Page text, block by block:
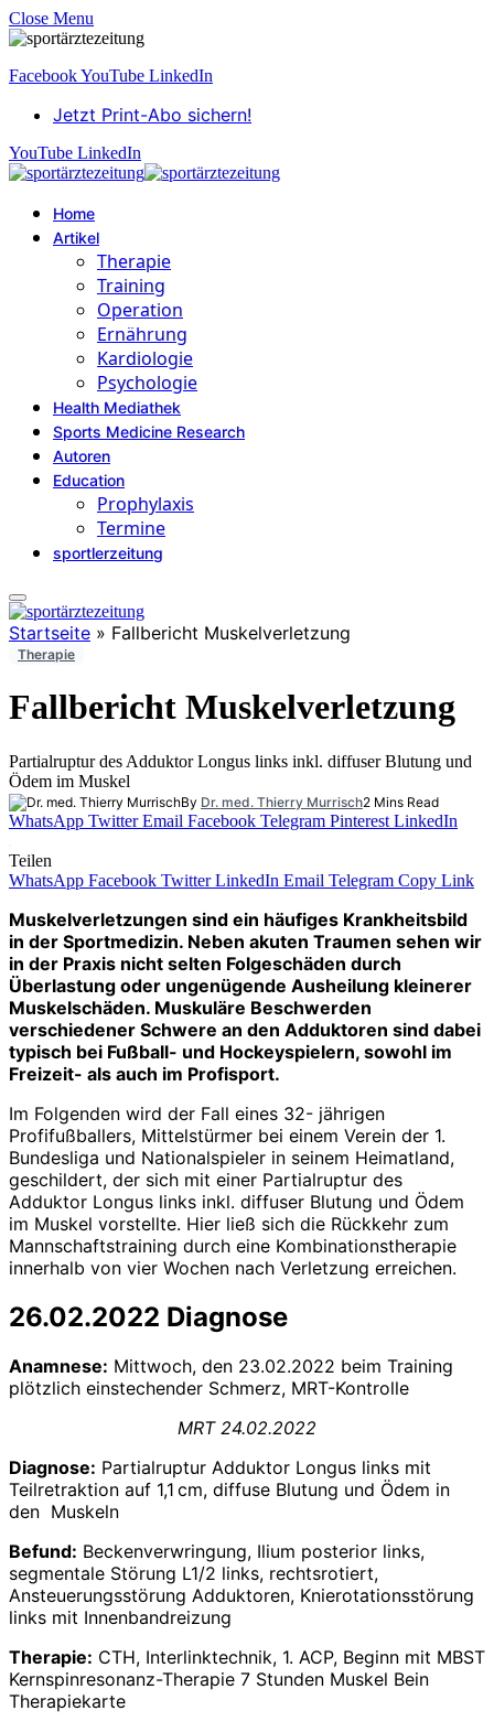
Close Menu
FacebookYouTube LinkedIn
Jetzt Print-Abo sichern!
YouTube LinkedIn
Home
Artikel
Therapie
Training
Operation
Ernährung
Kardiologie
Psychologie
Health Mediathek
Sports Medicine Research
Autoren
Education
Prophylaxis
Termine
sportlerzeitung
Startseite » Fallbericht Muskelverletzung
Therapie
Fallbericht Muskelverletzung
Partialruptur des Adduktor Longus links inkl. diffuser Blutung und
Ödem im Muskel
By Dr. med. Thierry Murrisch2 Mins Read
WhatsApp Twitter Email Facebook Telegram Pinterest LinkedIn
Teilen
WhatsApp Facebook Twitter LinkedIn Email Telegram Copy Link
Muskelverletzungen sind ein häufiges Krankheitsbild
in der Sportmedizin. Neben akuten Traumen sehen wir
in der Praxis nicht selten Folgeschäden durch
Überlastung oder ungenügende Ausheilung kleinerer
Muskelschäden. Muskuläre Beschwerden
verschiedener Schwere an den Adduktoren sind dabei
typisch bei Fußball- und Hockeyspielern, sowohl im
Freizeit- als auch im Profisport.
Im Folgenden wird der Fall eines 32- jährigen
Profifußballers, Mittelstürmer bei einem Verein der 1.
Bundesliga und Nationalspieler in seinem Heimatland,
geschildert, der sich mit einer Partialruptur des
Adduktor Longus links inkl. diffuser Blutung und Ödem
im Muskel vorstellte. Hier ließ sich die Rückkehr zum
Mannschaftstraining durch eine Kombinationstherapie
innerhalb von vier Wochen nach Verletzung erreichen.
26.02.2022 Diagnose
Anamnese: Mittwoch, den 23.02.2022 beim Training
plötzlich einstechender Schmerz, MRT-Kontrolle
MRT 24.02.2022
Diagnose: Partialruptur Adduktor Longus links mit
Teilretraktion auf 1,1 cm, diffuse Blutung und Ödem in
den Muskeln
Befund: Beckenverwringung, Ilium posterior links,
segmentale Störung L1/2 links, rechtsrotiert,
Ansteuerungsstörung Adduktoren, Knierotationsstörung
links mit Innenbandreizung
Therapie: CTH, Interlinktechnik, 1. ACP, Beginn mit MBST
Kernspinresonanz-Therapie 7 Stunden Muskel Bein
Therapiekarte